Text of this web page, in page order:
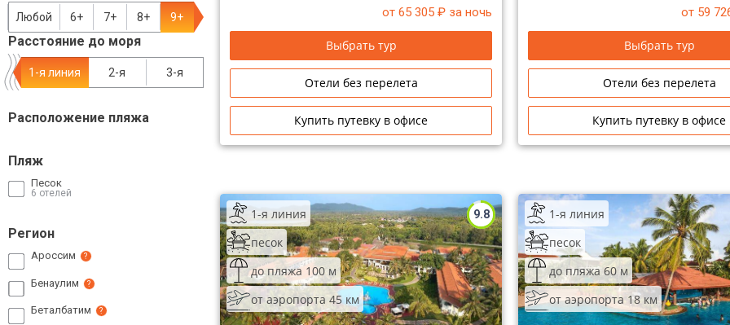
Любой 6+ 7+ 8+ 9+
Расстояние до моря
3-я
2-я
1-я линия
Расположение пляжа
Пляж
Песок
6 отелей
Регион
Ароссим ?
Бенаулим ?
Беталбатим ?
Отель предлагает размещение в просторных
удобствами и великолепным видом на
окружающую природу и море.
от 65 305 ₽ за ночь
Выбрать тур
Отели без перелета
Купить путевку в офисе
индивидуальным обслуживанием.
курорта. Великолепный
с процедурами по омоложению.
от 59
Выбрать тур
Отели без перелета
Купить путевку в офисе
9.8
1-я линия
песок
до пляжа 100 м
от аэропорта 45 км
1-я линия
песок
до пляжа 60 м
от аэропорта 18 км
Сетевые отели Египта
Сетевые отели ОАЭ
Сетевые отели Таиланда
Сетевые отели Шри Ланки
Сетевые отели Бали
Сетевые отели Сейшел
Сетевые отели Маврикия